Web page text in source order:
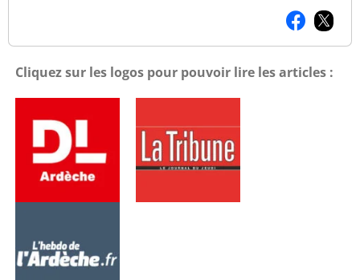
Cliquez sur les logos pour pouvoir lire les articles :